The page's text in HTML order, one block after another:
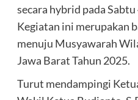
secara hybrid pada
Kegiatan ini merupakan
menuju Musyawarah
Jawa Barat Tahun 2025.
Turut mendampingi